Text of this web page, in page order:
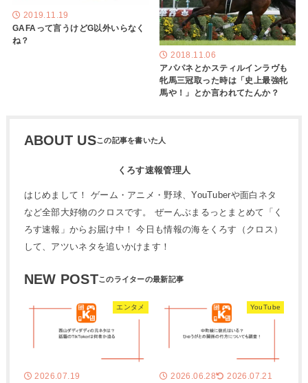
2019.11.19
GAFAって言うけどG以外いらなく
ね？
2018.11.06
アパパネとかスティルインラヴも
牝馬三冠取った時は「史上最強牝
馬や！」とか言われてたんか？
ABOUT US
くろす速報管理人
はじめまして！ ゲーム・アニメ・野球、YouTuberや面白ネタ
など全部大好物のクロスです。 ぜーんぶまるっとまとめて「く
ろす速報」からお届け中！ 今日も情報の海をくろす（クロス）
して、アツいネタを追いかけます！
NEW POST
エンタメ
2026.07.19
YouTube
2026.06.28 2026.07.21